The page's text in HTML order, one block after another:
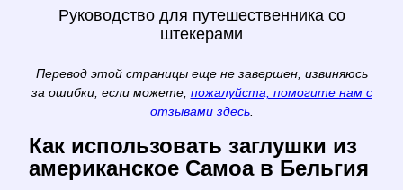
Руководство для путешественника со
штекерами
Перевод этой страницы еще не завершен, извиняюсь
за ошибки, если можете, пожалуйста, помогите нам с
отзывами здесь.
Как использовать заглушки из
американское Самоа в Бельгия